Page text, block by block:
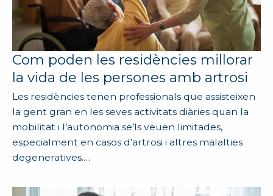
Com poden les residències millorar
la vida de les persones amb artrosi
Les residències tenen professionals que assisteixen
la gent gran en les seves activitats diàries quan la
mobilitat i l’autonomia se’ls veuen limitades,
especialment en casos d’artrosi i altres malalties
degeneratives.…